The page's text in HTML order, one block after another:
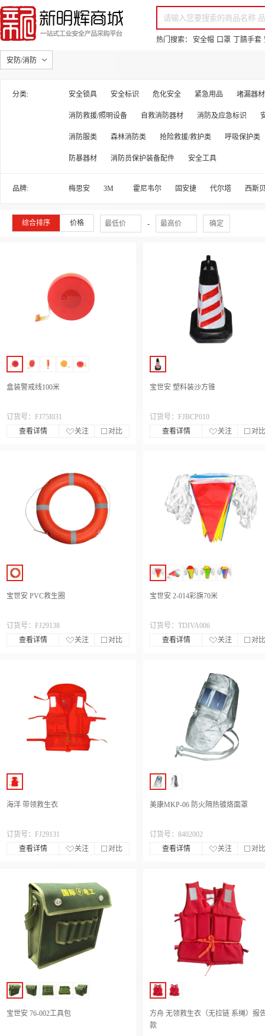
你好，欢迎来到新明辉！ 请登录
免费注册
专属服务 超低折扣价
热门搜索：
安全帽 口罩 丁腈手套
全部商品分类 场景采购 品
安防/消防
分类: 安全锁具 安全标识 危化安全 紧急用品 堵漏器材
消防救援/照明设备 自救消防器材 消防及应急标识
消防服类 森林消防类 抢险救援/救护类 呼吸保护类
防暴器材 消防员保护装备配件 安全工具
品牌: 梅思安 3M 霍尼韦尔 固安捷 代尔塔 西斯
综合排序 价格 - 确定
盒装警戒线100米
订货号：FJ75I031
查看详情
关注 对比
宝世安 塑料装沙方锥
订货号：FJBCP010
查看详情
关注 对比
宝世安 PVC救生圈
订货号：FJ29138
查看详情
关注 对比
宝世安 2-014彩旗70米
订货号：TDIVA006
查看详情
关注 对比
海洋 带领救生衣
订货号：FJ29131
查看详情
关注 对比
美康MKP-06 防火隔热镀烙面罩
订货号：8402002
查看详情
关注 对比
宝世安 76-002工具包
方舟 无领救生衣（无拉链 系绳）报
款